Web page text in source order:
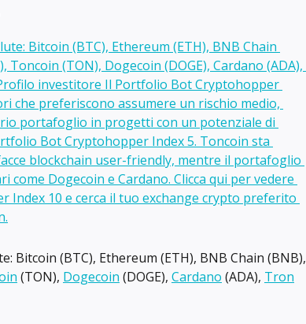
Bitcoin (BTC), Ethereum (ETH), BNB Chain (BNB),
(TON), Dogecoin (DOGE), Cardano (ADA), Tron